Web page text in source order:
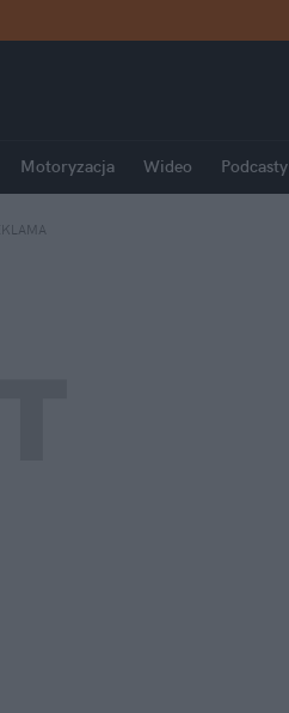
Motoryzacja Wideo Podcasty